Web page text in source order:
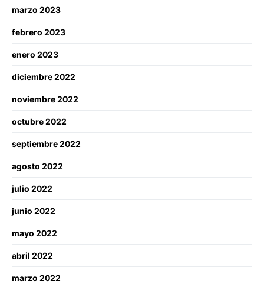
marzo 2023
febrero 2023
enero 2023
diciembre 2022
noviembre 2022
octubre 2022
septiembre 2022
agosto 2022
julio 2022
junio 2022
mayo 2022
abril 2022
marzo 2022